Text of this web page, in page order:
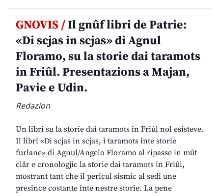
GNOVIS /Il gnûf libri de Patrie:
«Di scjas in scjas» di Agnul
Floramo, su la storie dai taramots
in Friûl. Presentazions a Majan,
Pavie e Udin.
Redazion
Un libri su la storie dai taramots in Friûl nol esisteve.
Il libri «Di scjas in scjas, i taramots inte storie
furlane» di Agnul/Angelo Floramo al ripasse in mût
clâr e cronologjic la storie dai taramots in Friûl,
mostrant tant che il pericul sismic al sedi une
presince costante inte nestre storie. La pene